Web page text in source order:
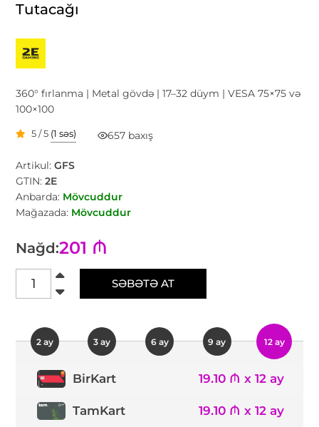
Tutacağı
360° fırlanma | Metal gövdə | 17–32 düym | VESA 75×75 və
100×100
5 / 5 (1 səs) 657 baxış
Artikul:GFS
GTIN:2E
Anbarda: Mövcuddur
Mağazada: Mövcuddur
Nağd:201 ₼
SƏBƏTƏ AT
2 ay 3 ay 6 ay 9 ay 12 ay
BirKart 19.10 ₼ x 12 ay
TamKart 19.10 ₼ x 12 ay